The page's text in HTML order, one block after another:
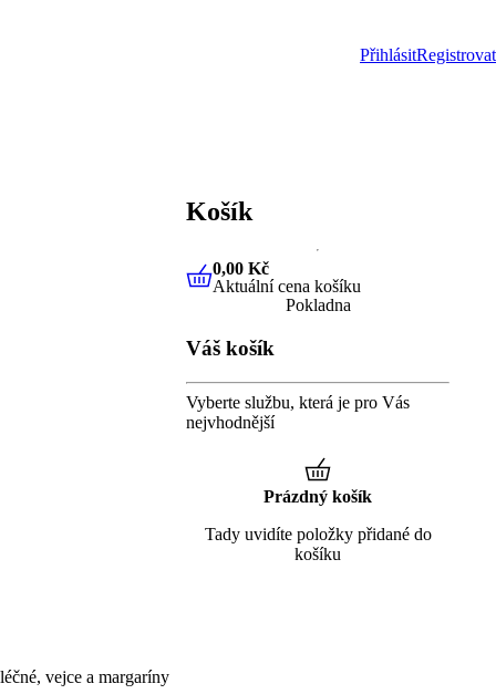
PřihlásitRegistrovat
vejce a margaríny
Košík
0,00 KčAktuální cena košíku
0,00 Kč
Aktuální cena košíku
Pokladna
Váš košík
Vyberte službu, která je pro Vás
nejvhodnější
Prázdný košík
Tady uvidíte položky přidané do
košíku